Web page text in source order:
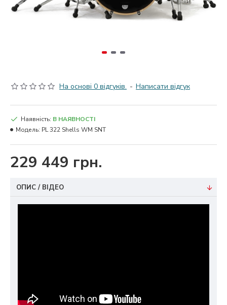
На основі 0 відгуків. - Написати відгук
229 449 грн.
Наявність: В НАЯВНОСТІ
Модель: PL 322 Shells WM SNT
ОПИС / ВІДЕО